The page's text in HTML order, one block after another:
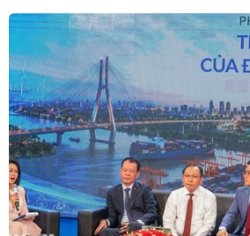
Ảnh chỉ có tính chất minh họa.
Võ/Vietnam+)
Do tình hình dịch COVID-19